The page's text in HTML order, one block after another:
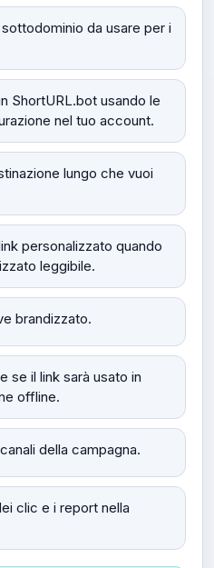
da usare per i
ShortURL.bot usando le
nel tuo account.
lungo che vuoi
personalizzato quando
leggibile.
brandizzato.
se il link sarà usato in
offline.
della campagna.
clic e i report nella